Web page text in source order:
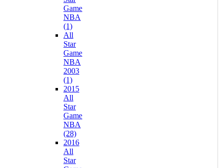
Game
NBA
(1)
All
Star
Game
NBA
2003
(1)
2015
All
Star
Game
NBA
(28)
2016
All
Star